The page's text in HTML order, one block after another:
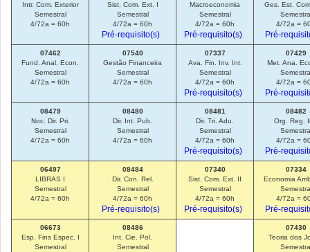
Intr. Com. Exterior
Semestral
4/72a = 60h
Sist. Com. Ext. I
Semestral
4/72a = 60h
Pré-requisito(s)
Macroeconomia
Semestral
4/72a = 60h
Pré-requisito(s)
Ges. Est.
4/72a =
Pré-
07462
Fund. Anal. Econ.
Semestral
4/72a = 60h
07540
Gestão Financeira
Semestral
4/72a = 60h
07337
Ava. Fin. Inv. Int.
Semestral
4/72a = 60h
Pré-requisito(s)
07429
Met. Ana.
4/72a =
Pré-
08479
Noc. Dir. Pri.
Semestral
4/72a = 60h
08480
Dir. Int. Pub.
Semestral
4/72a = 60h
08481
Dir. Tri. Adu.
Semestral
4/72a = 60h
Pré-requisito(s)
08482
Org. Reg.
4/72a =
Pré-
06497
LIBRAS I
Semestral
4/72a = 60h
08484
Dir. Con. Rel.
Semestral
4/72a = 60h
Pré-requisito(s)
07340
Sist. Com. Ext. II
Semestral
4/72a = 60h
Pré-requisito(s)
07334
Economia
4/72a =
Pré-
06673
Esp. Fins Espec. I
Semestral
08486
Int. Cie. Pol.
Semestral
07430
Teoria dos